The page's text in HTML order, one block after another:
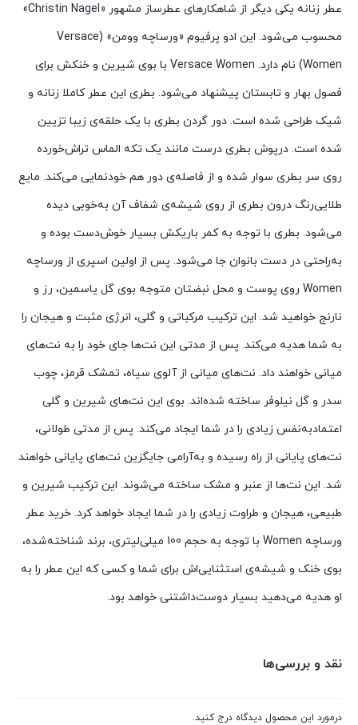
عطر زنانه یکی دیگر از شاهکارهای عطرساز مشهور «Christin Nagel»
محسوب می‌شود. این ادو پرفیوم «ورساچه وومن» (Versace
Women) نام دارد. Versace Women با بوی شیرین و خنکش برای
فصول بهار و تابستان پیشنهاد می‌شود. بطری این عطر کاملا زنانه و
شیک طراحی شده است. دور گردن بطری با یک حلقه‌ی زیبا تزیین
شده است. درپوش بطری درست مانند یک تکه الماس تراش‌خورده
روی سر بطری سوار شده و از فاصله‌ی دور هم خودنمایی می‌کند. مایع
طلایی‌رنگ درون بطری از روی شیشه‌ی شفاف آن به‌خوبی دیده
می‌شود. بطری با توجه به کمر باریکش بسیار خوش‌دست بوده و
به‌راحتی در دست بانوان جا می‌شود. پس از اولین اسپری از ورساچه
Women روی پوست و محل نبضتان متوجه بوی گل یاسمین، رز و
نارنج خواهید شد. این ترکیب مرکباتی و گلی، انرژی مثبت و هیجان را
به شما هدیه می‌کند. پس از مدتی این نت‌ها جای خود را به نت‌های
میانی خواهند داد. نت‌های میانی از آلوی سیاه، تمشک قرمز، چوب
سدر و گل نیلوفر ساخته‌ شده‌اند. بوی این نت‌های شیرین و گلی
اعتمادبه‌نفس زیادی را در شما ایجاد می‌کند. پس از مدتی طولانی،
نت‌های پایانی از راه رسیده و به‌آرامی جایگزین نت‌های پایانی خواهند
شد. این نت‌ها از عنبر و مشک ساخته می‌شوند. این ترکیب شیرین و
طبیعی، هیجان و طراوت زیادی را در شما ایجاد خواهد کرد. خرید عطر
ورساچه Women با توجه به حجم 100 میلی‌لیتری، برند شناخته‌شده،
بوی خنک و شیشه‌ی استثنایی‌اش برای شما و کسی که این عطر را به
او هدیه می‌دهید بسیار دوست‌داشتنی خواهد بود.
نقد و بررسی‌ها
درمورد این محصول دیدگاه درج کنید.